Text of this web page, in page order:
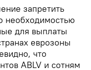
запретить
необходимостью
для выплаты
еврозоны
что
ABLV и сотням